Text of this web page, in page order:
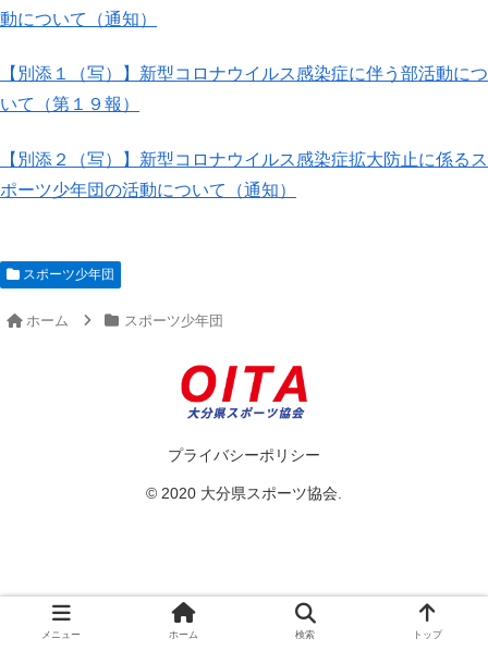
動について（通知）
【別添１（写）】新型コロナウイルス感染症に伴う部活動につ
いて（第１９報）
【別添２（写）】新型コロナウイルス感染症拡大防止に係るス
ポーツ少年団の活動について（通知）
スポーツ少年団
ホーム スポーツ少年団
プライバシーポリシー
© 2020 大分県スポーツ協会.
メニュー ホーム 検索 トップ